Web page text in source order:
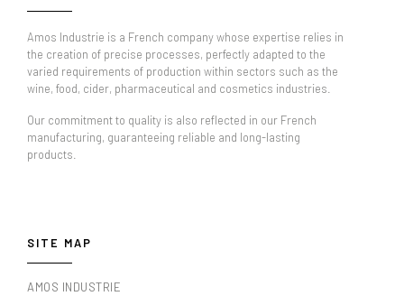
Amos Industrie is a French company whose expertise relies in
the creation of precise processes, perfectly adapted to the
varied requirements of production within sectors such as the
wine, food, cider, pharmaceutical and cosmetics industries.
Our commitment to quality is also reflected in our French
manufacturing, guaranteeing reliable and long-lasting
products.
SITE MAP
AMOS INDUSTRIE